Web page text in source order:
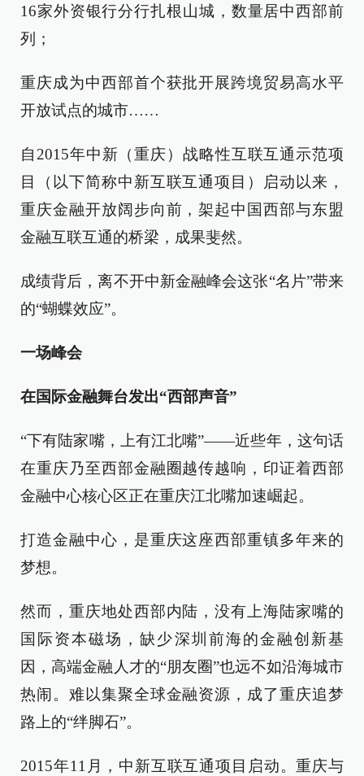
16家外资银行分行扎根山城，数量居中西部前
列；
重庆成为中西部首个获批开展跨境贸易高水平
开放试点的城市……
自2015年中新（重庆）战略性互联互通示范项
目（以下简称中新互联互通项目）启动以来，
重庆金融开放阔步向前，架起中国西部与东盟
金融互联互通的桥梁，成果斐然。
成绩背后，离不开中新金融峰会这张“名片”带来
的“蝴蝶效应”。
一场峰会
在国际金融舞台发出“西部声音”
“下有陆家嘴，上有江北嘴”——近些年，这句话
在重庆乃至西部金融圈越传越响，印证着西部
金融中心核心区正在重庆江北嘴加速崛起。
打造金融中心，是重庆这座西部重镇多年来的
梦想。
然而，重庆地处西部内陆，没有上海陆家嘴的
国际资本磁场，缺少深圳前海的金融创新基
因，高端金融人才的“朋友圈”也远不如沿海城市
热闹。难以集聚全球金融资源，成了重庆追梦
路上的“绊脚石”。
2015年11月，中新互联互通项目启动。重庆与